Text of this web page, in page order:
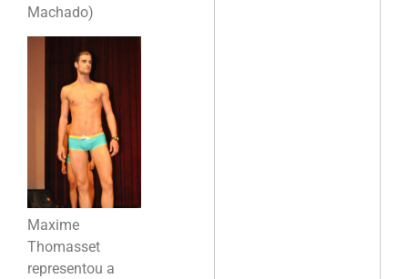
Machado)
Maxime
Thomasset
representou a